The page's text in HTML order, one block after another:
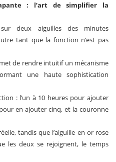
: l’art de simplifier la
deux aiguilles des minutes
tant que la fonction n’est pas
de rendre intuitif un mécanisme
une haute sophistication
: l’un à 10 heures pour ajouter
en ajouter cinq, et la couronne
tandis que l’aiguille en or rose
les deux se rejoignent, le temps